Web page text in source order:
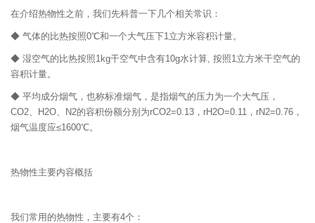
在介绍热物性之前，我们先科普一下几个相关常识：
◆ 气体的比热按照0℃和一个大气压下1立方米容积计量。
◆ 湿空气的比热按照1kg干空气中含有10g水计算, 按照1立方米干空气的
容积计量。
◆ 平均成分烟气，也称标准烟气，是指烟气的压力为一个大气压，
CO2、H2O、N2的容积份额分别为rCO2=0.13，rH2O=0.11，rN2=0.76，
烟气温度应≤1600℃。
热物性主要内容概括
我们常用的热物性，主要有4个：